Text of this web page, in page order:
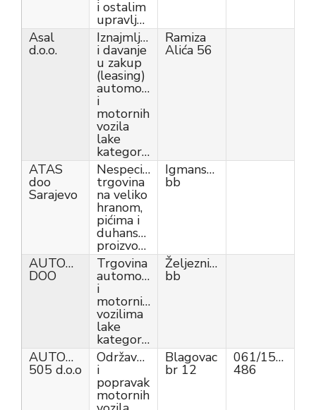
i ostalim
upravljanjem
Asal
d.o.o.
Iznajmljivanje
i davanje
u zakup
(leasing)
automobila
i
motornih
vozila
lake
kategorije
Ramiza
Alića 56
ATAS
doo
Sarajevo
Nespecijalizirana
trgovina
na veliko
hranom,
pićima i
duhanskim
proizvodima
Igmansak
bb
AUTODEAL
DOO
Trgovina
automobilima
i
motornim
vozilima
lake
kategorije
Željeznička
bb
AUTOGLAS
505 d.o.o
Održavanje
i
popravak
motornih
Blagovac
br 12
061/156-
486